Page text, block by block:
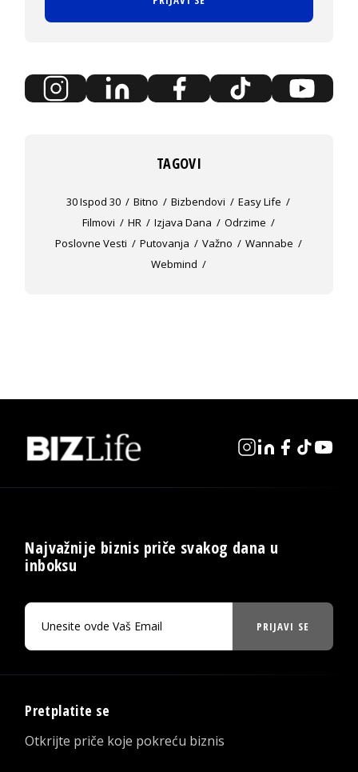
TAGOVI
30 Ispod 30 Bitno Bizbendovi
Easy Life
Filmovi
HR Izjava Dana
Odrzime
Poslovne Vesti
Putovanja Važno
Wannabe
Webmind
Najvažnije biznis priče svakog dana u
inboksu
PRIJAVI SE
Pretplatite se
Otkrijte priče koje pokreću biznis